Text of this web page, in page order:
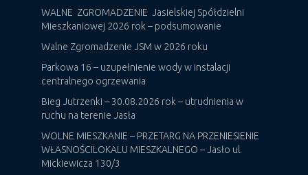
WALNE ZGROMADZENIE Jasielskiej Spółdzielni
Mieszkaniowej 2026 rok – podsumowanie
Walne Zgromadzenie JSM w 2026 roku
Parkowa 16 – uzupełnienie wody w instalacji
centralnego ogrzewania
Bieg Jutrzenki – 30.08.2026 rok – utrudnienia w
ruchu na terenie Jasła
WOLNE MIESZKANIE – PRZETARG NA PRZENIESIENIE
WŁASNOŚCILOKALU MIESZKALNEGO – Jasło ul.
Mickiewicza 130/3